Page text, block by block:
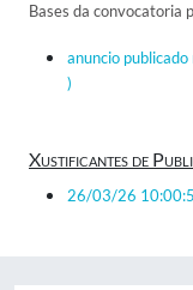
Bases da convocatoria
anuncio
)
Xustificantes de
26/03/26